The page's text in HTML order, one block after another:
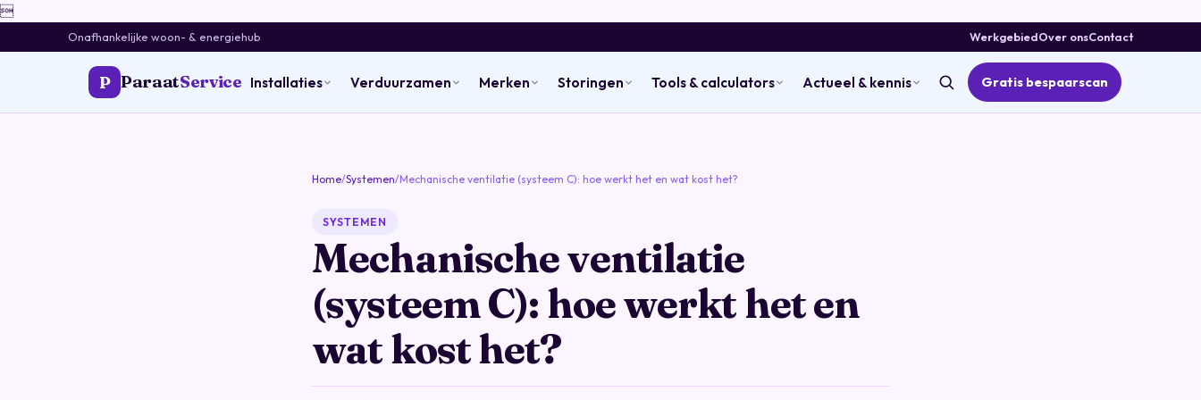

Onafhankelijke woon- & energiehub WerkgebiedOver onsContact
P ParaatService Installaties Verduurzamen Merken Storingen Tools & calculators Actueel & kennis Gratis bespaarscan
Home/Systemen/Mechanische ventilatie (systeem C): hoe werkt het en wat kost het?
SYSTEMEN
Mechanische ventilatie
(systeem C): hoe werkt het en
wat kost het?